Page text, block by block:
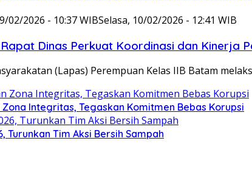
02/2026 - 10:37 WIBSelasa, 10/02/2026 - 12:41 WIB
Dinas Perkuat Koordinasi dan Kinerja
(Lapas) Perempuan Kelas IIB Batam
Integritas, Tegaskan Komitmen Bebas Korupsi
Turunkan Tim Aksi Bersih Sampah